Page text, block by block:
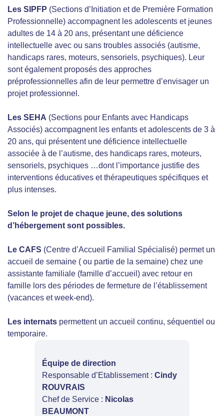
Les SIPFP (Sections d’Initiation et de Première Formation
Professionnelle) accompagnent les adolescents et jeunes
adultes de 14 à 20 ans, présentant une déficience
intellectuelle avec ou sans troubles associés (autisme,
handicaps rares, moteurs, sensoriels, psychiques). Leur
sont également proposés des approches
préprofessionnelles afin de leur permettre d’envisager un
projet professionnel.
Les SEHA (Sections pour Enfants avec Handicaps
Associés) accompagnent les enfants et adolescents de 3 à
20 ans, qui présentent une déficience intellectuelle
associée à de l’autisme, des handicaps rares, moteurs,
sensoriels, psychiques …dont l’importance justifie des
interventions éducatives et thérapeutiques spécifiques et
plus intenses.
Selon le projet de chaque jeune, des solutions
d’hébergement sont possibles.
Le CAFS (Centre d’Accueil Familial Spécialisé) permet un
accueil de semaine ( ou partie de la semaine) chez une
assistante familiale (famille d’accueil) avec retour en
famille lors des périodes de fermeture de l’établissement
(vacances et week-end).
Les internats permettent un accueil continu, séquentiel ou
temporaire.
Équipe de direction
Responsable d’Etablissement : Cindy
ROUVRAIS
Chef de Service : Nicolas
BEAUMONT